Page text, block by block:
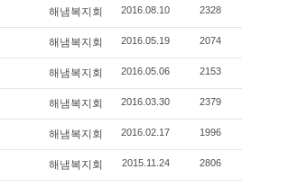
해냄복지회 2016.08.10 2328
해냄복지회 2016.05.19 2074
해냄복지회 2016.05.06 2153
해냄복지회 2016.03.30 2379
해냄복지회 2016.02.17 1996
해냄복지회 2015.11.24 2806